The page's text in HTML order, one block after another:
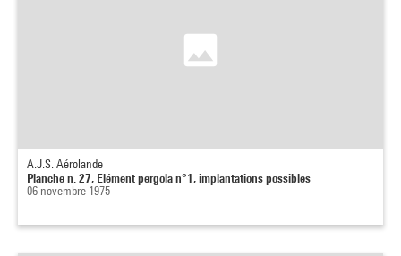
A.J.S. Aérolande
Planche n. 27, Elément pergola n°1, implantations possibles
06 novembre 1975